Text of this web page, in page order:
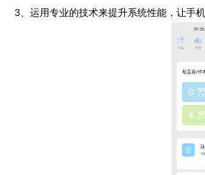
3、运用专业的技术来提升系统性能，让手机